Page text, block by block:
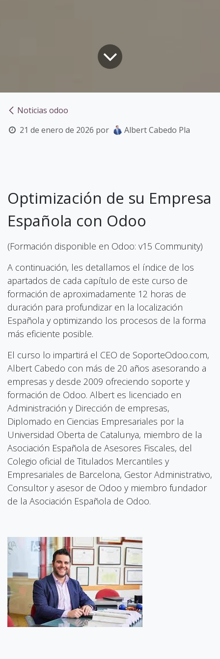
Noticias odoo
21 de enero de 2026 por Albert Cabedo Pla
Optimización de su Empresa
Española con Odoo
(Formación disponible en Odoo: v15 Community)
A continuación, les detallamos el índice de los
apartados de cada capítulo de este curso de
formación de aproximadamente 12 horas de
duración para profundizar en la localización
Española y optimizando los procesos de la forma
más eficiente posible.
El curso lo impartirá el CEO de SoporteOdoo.com,
Albert Cabedo con más de 20 años asesorando a
empresas y desde 2009 ofreciendo soporte y
formación de Odoo. Albert es licenciado en
Administración y Dirección de empresas,
Diplomado en Ciencias Empresariales por la
Universidad Oberta de Catalunya, miembro de la
Asociación Española de Asesores Fiscales, del
Colegio oficial de Titulados Mercantiles y
Empresariales de Barcelona, Gestor Administrativo,
Consultor y asesor de Odoo y miembro fundador
de la Asociación Española de Odoo.